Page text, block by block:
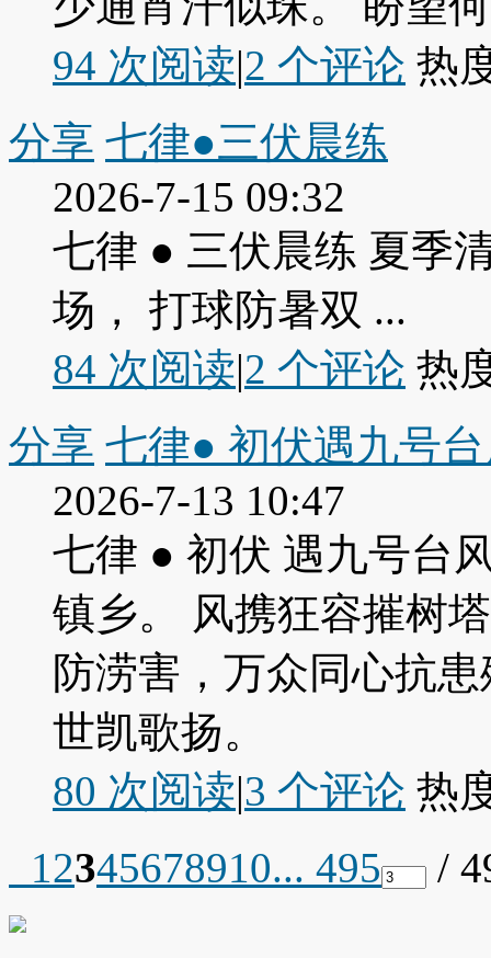
94 次阅读|2 个评论 热
分享 七律●三伏晨练
2026-7-15 09:32
七律 ● 三伏晨练 夏季
场， 打球防暑双 ...
84 次阅读|2 个评论 热
分享 七律● 初伏遇九号
2026-7-13 10:47
七律 ● 初伏 遇九号台
镇乡。 风携狂容摧树
防涝害，万众同心抗
世凯歌扬。
80 次阅读|3 个评论 热
12345678910... 495 /